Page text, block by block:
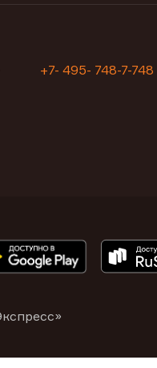
+7- 495- 748-7-748